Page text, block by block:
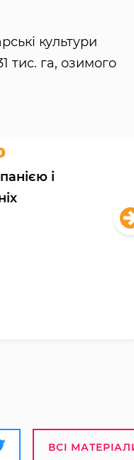
культури
тис. га, озимого
і
ВСІ